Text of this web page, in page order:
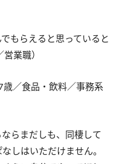
もらえると思っていると
業職）
歳／食品・飲料／事務系
らまだしも、同棲して
しはいただけません。